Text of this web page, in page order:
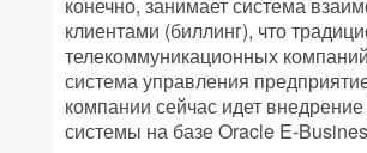
клиентами (биллинг), что
телекоммуникационных
система управления
компании сейчас идет
системы на базе Oracle E-